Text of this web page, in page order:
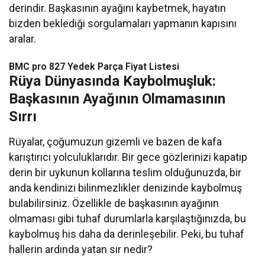
derindir. Başkasının ayağını kaybetmek, hayatın
bizden beklediği sorgulamaları yapmanın kapısını
aralar.
BMC pro 827 Yedek Parça Fiyat Listesi​
Rüya Dünyasında Kaybolmuşluk:
Başkasının Ayağının Olmamasının
Sırrı
Rüyalar, çoğumuzun gizemli ve bazen de kafa
karıştırıcı yolculuklarıdır. Bir gece gözlerinizi kapatıp
derin bir uykunun kollarına teslim olduğunuzda, bir
anda kendinizi bilinmezlikler denizinde kaybolmuş
bulabilirsiniz. Özellikle de başkasının ayağının
olmaması gibi tuhaf durumlarla karşılaştığınızda, bu
kaybolmuş his daha da derinleşebilir. Peki, bu tuhaf
hallerin ardında yatan sır nedir?